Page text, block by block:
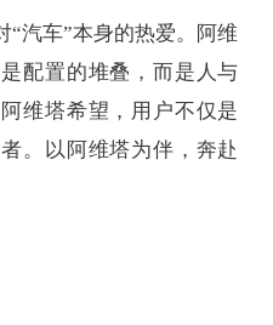
“汽车”本身的热爱。阿维
配置的堆叠，而是人与
维塔希望，用户不仅是
。以阿维塔为伴，奔赴